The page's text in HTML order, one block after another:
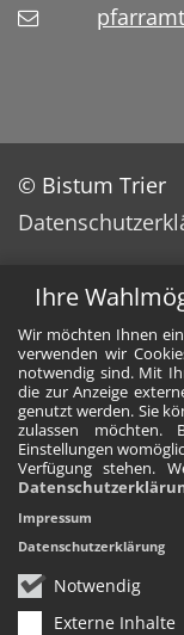
Ihre
Wir möchten Ihnen
verwenden wir
notwendig sind. Mit
die zur Anzeige
genutzt werden. Sie
zulassen
Einstellungen
Verfügung stehen.
Notwendig
Externe Inhalte
Impressum
Datenschutzerklärung
© Bistum Trier